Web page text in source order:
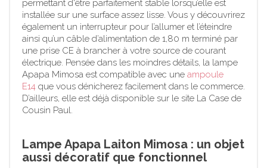
permettant d'être parfaitement stable lorsqu’elle est
installée sur une surface assez lisse. Vous y découvrirez
également un interrupteur pour l’allumer et l’éteindre
ainsi qu’un câble d’alimentation de 1,80 m terminé par
une prise CE à brancher à votre source de courant
électrique. Pensée dans les moindres détails, la lampe
Apapa Mimosa est compatible avec une ampoule
E14 que vous dénicherez facilement dans le commerce.
D’ailleurs, elle est déjà disponible sur le site La Case de
Cousin Paul.
Lampe Apapa Laiton Mimosa : un objet
aussi décoratif que fonctionnel